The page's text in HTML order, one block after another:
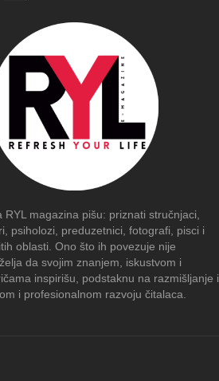
RYL magazina pišu: priznati stručnjaci,
psiholozi, preduzetnici, fotografi, pisci i
oblasti. Ono što ih povezuje nije
da svojim znanjem, iskustvom i
inspirišu, podstaknu na razmišljanje i
i profesionalnom razvoju čitalaca.